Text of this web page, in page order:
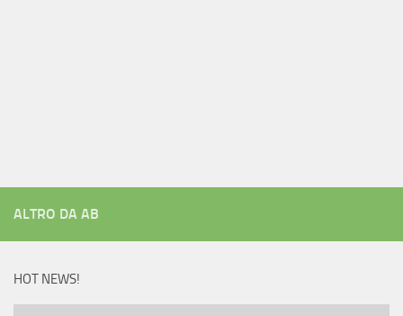
ALTRO DA AB
HOT NEWS!